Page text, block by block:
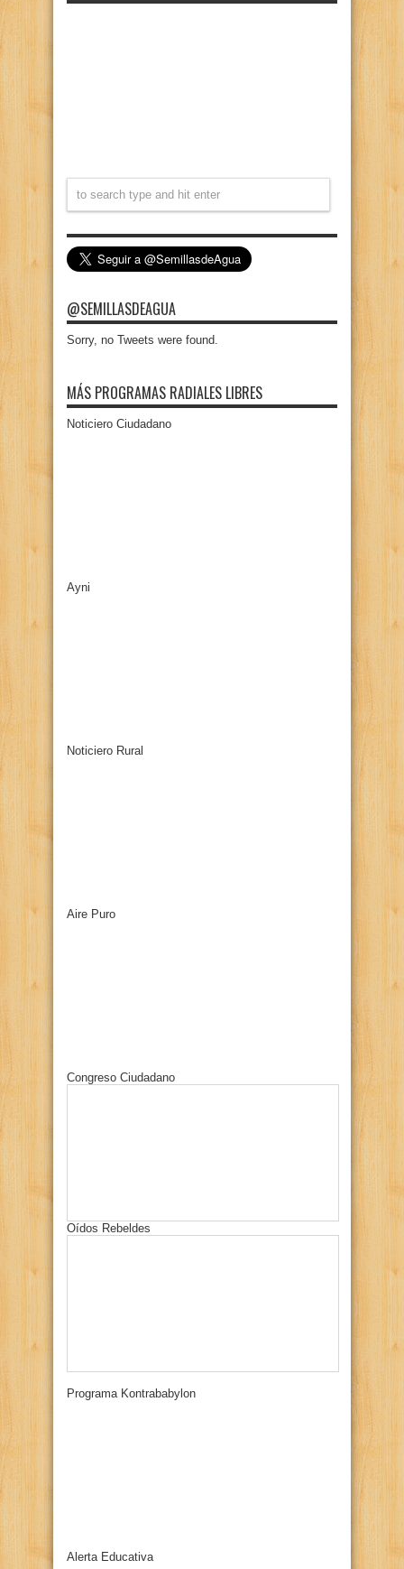
@SEMILLASDEAGUA
Sorry, no Tweets were found.
MÁS PROGRAMAS RADIALES LIBRES
Noticiero Ciudadano
Ayni
Noticiero Rural
Aire Puro
Congreso Ciudadano
Oídos Rebeldes
Programa Kontrababylon
Alerta Educativa